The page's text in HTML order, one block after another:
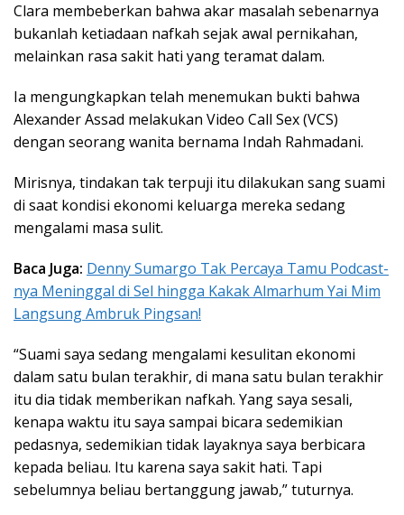
Clara membeberkan bahwa akar masalah sebenarnya
bukanlah ketiadaan nafkah sejak awal pernikahan,
melainkan rasa sakit hati yang teramat dalam.
Ia mengungkapkan telah menemukan bukti bahwa
Alexander Assad melakukan Video Call Sex (VCS)
dengan seorang wanita bernama Indah Rahmadani.
Mirisnya, tindakan tak terpuji itu dilakukan sang suami
di saat kondisi ekonomi keluarga mereka sedang
mengalami masa sulit.
Baca Juga: Denny Sumargo Tak Percaya Tamu Podcast-
nya Meninggal di Sel hingga Kakak Almarhum Yai Mim
Langsung Ambruk Pingsan!
“Suami saya sedang mengalami kesulitan ekonomi
dalam satu bulan terakhir, di mana satu bulan terakhir
itu dia tidak memberikan nafkah. Yang saya sesali,
kenapa waktu itu saya sampai bicara sedemikian
pedasnya, sedemikian tidak layaknya saya berbicara
kepada beliau. Itu karena saya sakit hati. Tapi
sebelumnya beliau bertanggung jawab,” tuturnya.